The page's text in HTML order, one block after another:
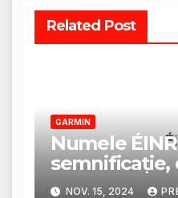
Related Post
GARMIN
Numele
semnificație,
trăsături și
NOV. 15, 2024